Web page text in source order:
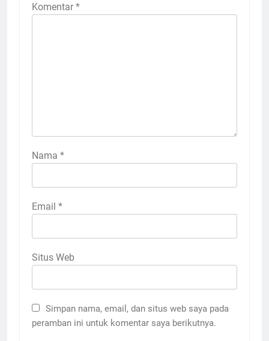
Komentar *
Nama *
Email *
Situs Web
Simpan nama, email, dan situs web saya pada
peramban ini untuk komentar saya berikutnya.